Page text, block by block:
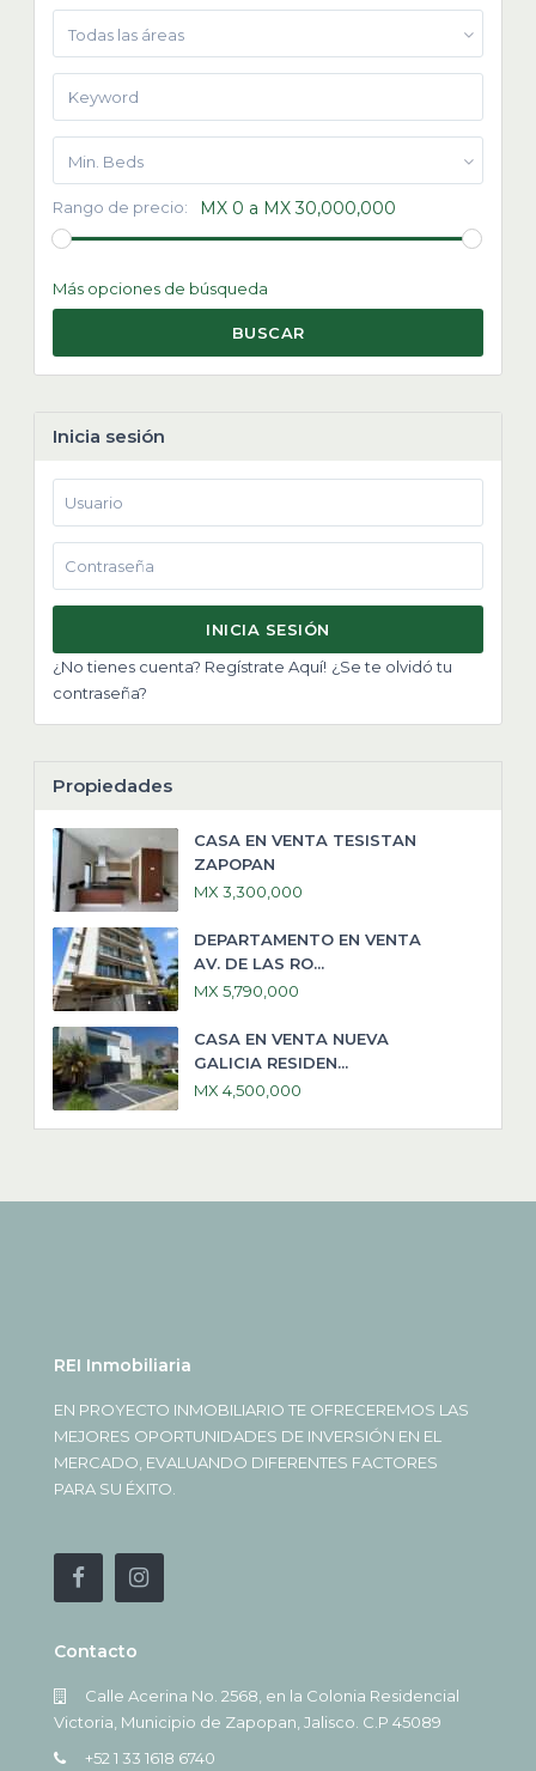
Todas las áreas
Min. Beds
Rango de precio: MX 0 a MX 30,000,000
Más opciones de búsqueda
BUSCAR
Inicia sesión
INICIA SESIÓN
¿No tienes cuenta? Regístrate Aquí! ¿Se te olvidó tu
contraseña?
Propiedades
CASA EN VENTA TESISTAN
ZAPOPAN
MX 3,300,000
DEPARTAMENTO EN VENTA
AV. DE LAS RO...
MX 5,790,000
CASA EN VENTA NUEVA
GALICIA RESIDEN...
MX 4,500,000
REI Inmobiliaria
EN PROYECTO INMOBILIARIO TE OFRECEREMOS LAS
MEJORES OPORTUNIDADES DE INVERSIÓN EN EL
MERCADO, EVALUANDO DIFERENTES FACTORES
PARA SU ÉXITO.
Contacto
Calle Acerina No. 2568, en la Colonia Residencial
Victoria, Municipio de Zapopan, Jalisco. C.P 45089
+52 1 33 1618 6740